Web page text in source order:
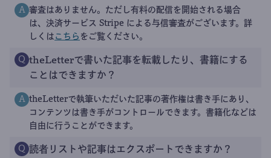
A 審査はありません。ただし有料の配信を開始される場合
は、決済サービス Stripe による与信審査がございます。詳
しくは こちら をご覧ください。
Q theLetterで書いた記事を転載したり、書籍にする
ことはできますか？
A theLetterで執筆いただいた記事の著作権は書き手にあり、
コンテンツは書き手がコントロールできます。書籍化などは
自由に行うことができます。
Q 読者リストや記事はエクスポートできますか？